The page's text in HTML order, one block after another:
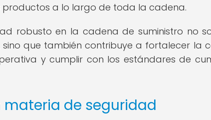
a lo largo de toda la cadena.
robusto en la cadena de suministro no
que también contribuye a fortalecer la
y cumplir con los estándares de
materia de seguridad